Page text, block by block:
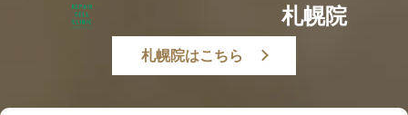
札幌院
札幌院はこちら